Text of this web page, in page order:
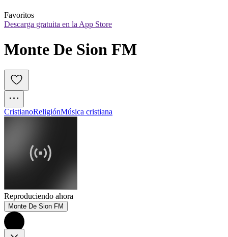
Favoritos
Descarga gratuita en la App Store
Monte De Sion FM
CristianoReligiónMúsica cristiana
Reproduciendo ahora
Monte De Sion FM